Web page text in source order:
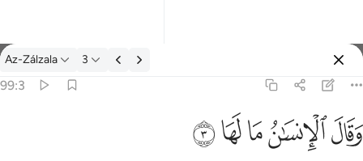
Tafsir: Az-Zálzala 99:3
Az-Zálzala 3
99:3
ﱾﱿﲀﲁﲂ